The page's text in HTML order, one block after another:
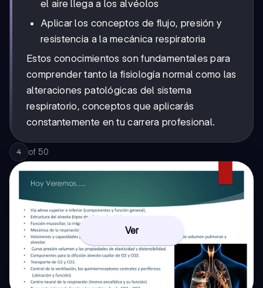
el aire llega a los alvéolos
Aplicar los conceptos de flujo, presión y
resistencia a la mecánica respiratoria
Estos conocimientos son fundamentales para
comprender tanto la fisiología normal como las
alteraciones patológicas del sistema
respiratorio, conceptos que aplicarás
constantemente en tu carrera profesional.
4 of 50
Ver